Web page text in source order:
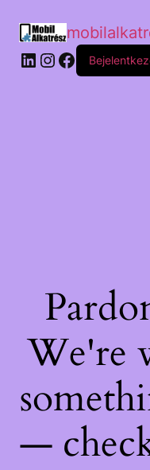
We're
—